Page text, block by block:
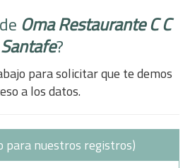
Oma Restaurante C C
Santafe?
para solicitar que te demos
a los datos.
para nuestros registros)